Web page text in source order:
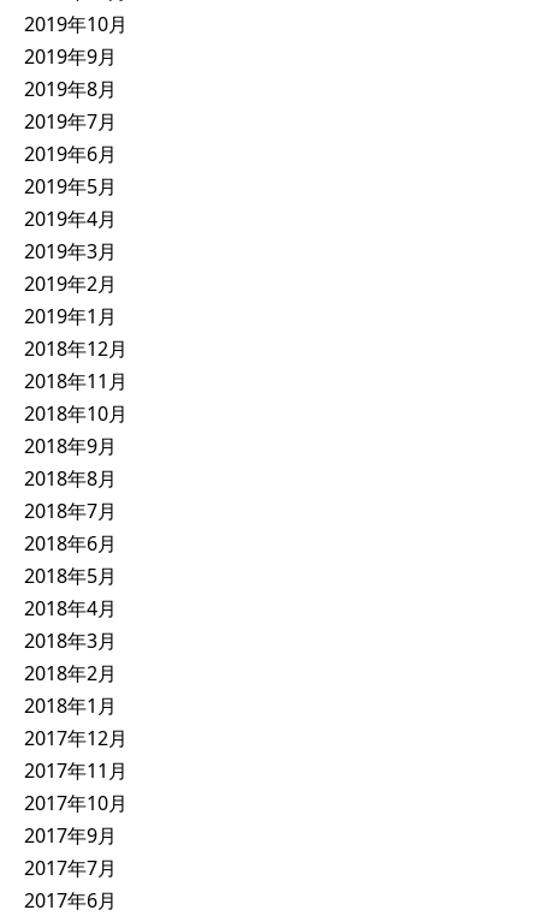
2019年10月
2019年9月
2019年8月
2019年7月
2019年6月
2019年5月
2019年4月
2019年3月
2019年2月
2019年1月
2018年12月
2018年11月
2018年10月
2018年9月
2018年8月
2018年7月
2018年6月
2018年5月
2018年4月
2018年3月
2018年2月
2018年1月
2017年12月
2017年11月
2017年10月
2017年9月
2017年7月
2017年6月